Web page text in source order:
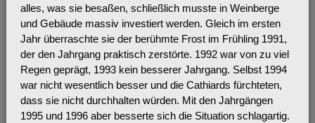
alles, was sie besaßen, schließlich musste in Weinberge
und Gebäude massiv investiert werden. Gleich im ersten
Jahr überraschte sie der berühmte Frost im Frühling 1991,
der den Jahrgang praktisch zerstörte. 1992 war von zu viel
Regen geprägt, 1993 kein besserer Jahrgang. Selbst 1994
war nicht wesentlich besser und die Cathiards fürchteten,
dass sie nicht durchhalten würden. Mit den Jahrgängen
1995 und 1996 aber besserte sich die Situation schlagartig.